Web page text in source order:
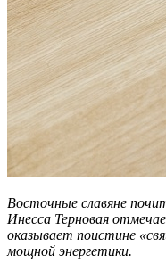
Восточные славяне
Инесса Терновая
оказывает поистине
мощной энергетики.